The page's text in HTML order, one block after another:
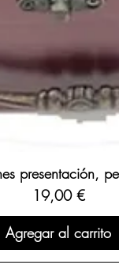
presentación,
Precio
19,00 €
Agregar al carrito